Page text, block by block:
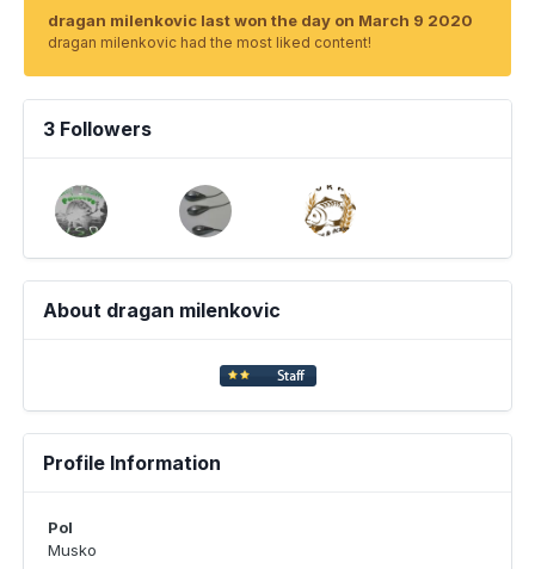
dragan milenkovic last won the day on March 9 2020
dragan milenkovic had the most liked content!
3 Followers
About dragan milenkovic
Profile Information
Pol
Musko